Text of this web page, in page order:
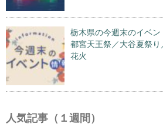
栃木県の今週末のイベ
都宮天王祭／大谷夏祭
花火
人気記事（１週間）